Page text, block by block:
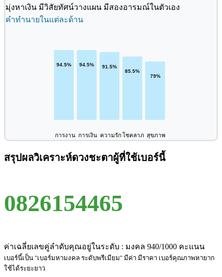
มุ่งหาเงิน มีวิสัยทัศน์วางแผน มีสองอารมณ์ในตัวเอง
คำทำนายในแต่ละด้าน
การงาน การเงิน ความรักโชคลาภ สุขภาพ
สรุปผลวิเคราะห์ดวงชะตาผู้ที่ใช้เบอร์นี้
0826154465
ค่าเฉลี่ยเลขคู่ลำดับคุณอยู่ในระดับ : มงคล 940/1000 คะแนน
เบอร์นี้เป็น "เบอร์มหามงคล ระดับพรีเมียม" มีค่า มีราคา เบอร์คุณภาพหายาก
ใช้ได้ระยะยาว